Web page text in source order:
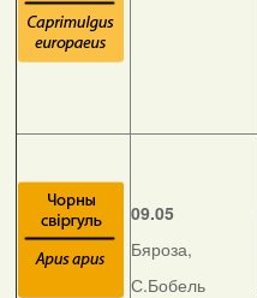
09.05
Бяроза,
С.Бобель